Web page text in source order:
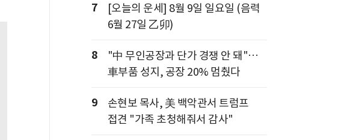
7
[오늘의 운세] 8월 9일 일요일 (음력
6월 27일 乙卯)
8
"中 무인공장과 단가 경쟁 안 돼"…
車부품 성지, 공장 20% 멈췄다
9
손현보 목사, 美 백악관서 트럼프
접견 "가족 초청해줘서 감사"